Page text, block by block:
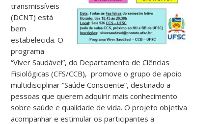
transmissíveis
(DCNT) está
bem
estabelecida. O
programa
“Viver Saudável”, do Departamento de Ciências
Fisiológicas (CFS/CCB), promove o grupo de apoio
multidisciplinar “Saúde Consciente”, destinado a
pessoas que querem adquirir mais conhecimento
sobre saúde e qualidade de vida. O projeto objetiva
acompanhar e estimular os participantes a